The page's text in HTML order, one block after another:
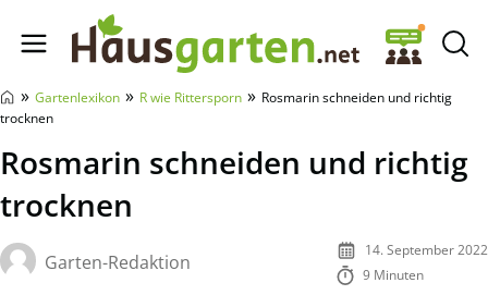
Hausgarten.net
» Gartenlexikon » R wie Rittersporn » Rosmarin schneiden und richtig
trocknen
Rosmarin schneiden und richtig
trocknen
Garten-Redaktion
14. September 2022
9 Minuten